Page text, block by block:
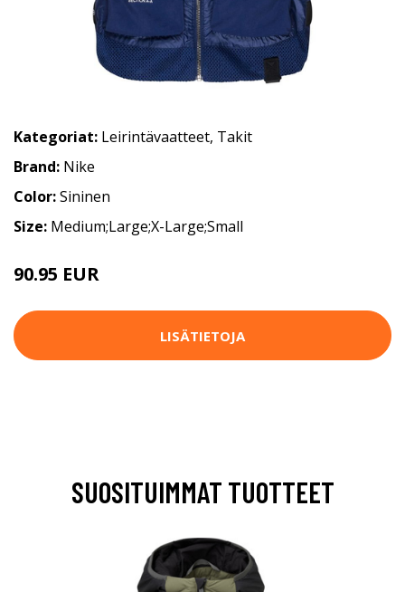
Kategoriat: Leirintävaatteet, Takit
Brand: Nike
Color:Sininen
Size: Medium;Large;X-Large;Small
90.95 EUR
LISÄTIETOJA
SUOSITUIMMAT TUOTTEET